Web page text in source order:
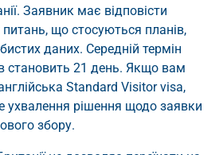
Заявник має відповісти
що стосуються планів,
даних. Середній термін
становить 21 день. Якщо вам
Standard Visitor visa,
ухвалення рішення щодо заявки
збору.